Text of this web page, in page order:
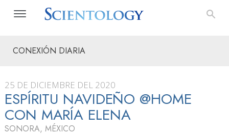
CONEXIÓN DIARIA
25 DE DICIEMBRE DEL 2020
ESPÍRITU NAVIDEÑO @HOME
CON MARÍA ELENA
SONORA, MÉXICO